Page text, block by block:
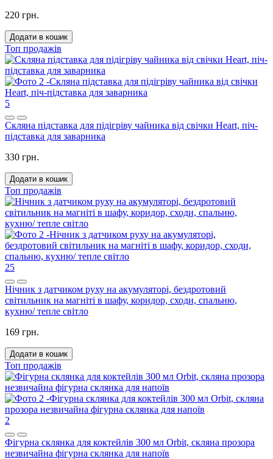
220 грн.
Додати в кошик
Топ продажів
5
Скляна підставка для підігріву чайника від свічки Heart, піч-
підставка для заварника
330 грн.
Додати в кошик
Топ продажів
25
Нічник з датчиком руху на акумуляторі, бездротовий
світильник на магніті в шафу, коридор, сходи, спальню,
кухню/ тепле світло
169 грн.
Додати в кошик
Топ продажів
2
Фігурна склянка для коктейлів 300 мл Orbit, скляна прозора
незвичайна фігурна склянка для напоїв